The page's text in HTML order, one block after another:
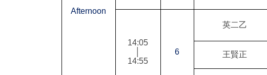
Afternoon
14:05
14:55
6
英二乙
王賢正